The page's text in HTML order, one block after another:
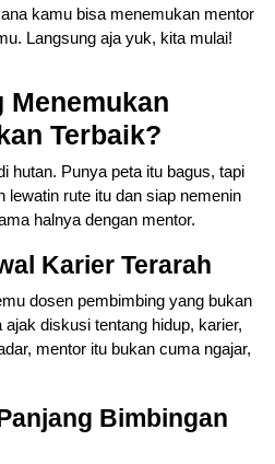
kamu bisa menemukan mentor
Langsung aja yuk, kita mulai!
Menemukan
Terbaik?
hutan. Punya peta itu bagus, tapi
lewatin rute itu dan siap nemenin
halnya dengan mentor.
Karier Terarah
dosen pembimbing yang bukan
diskusi tentang hidup, karier,
mentor itu bukan cuma ngajar,
Bimbingan